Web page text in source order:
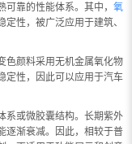
靠的性能体系。其中， 氧
性，被广泛应用于建筑、
色颜料采用无机金属氧化物
定性，因此可以应用于汽车
系或微胶囊结构。长期紫外
逐渐衰减。因此，相较于普